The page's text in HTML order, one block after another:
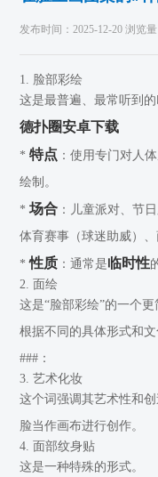
发布时间：2025-12-20 浏览
1. 脸部彩绘
这是最普遍、最常听到的
德扑圈安卓下载
*特点 ：使用专门对人
绘制。
*场合 ：儿童派对、节
体育赛事（球迷助威）、
*性质 ：通常是临时性
2. 面绘
这是“脸部彩绘”的一个
根据不同的具体形式和
###：
3. 艺术化妆
这个词强调其艺术性和
脸当作画布进行创作。
4. 面部纹身贴
这是一种特殊的形式。